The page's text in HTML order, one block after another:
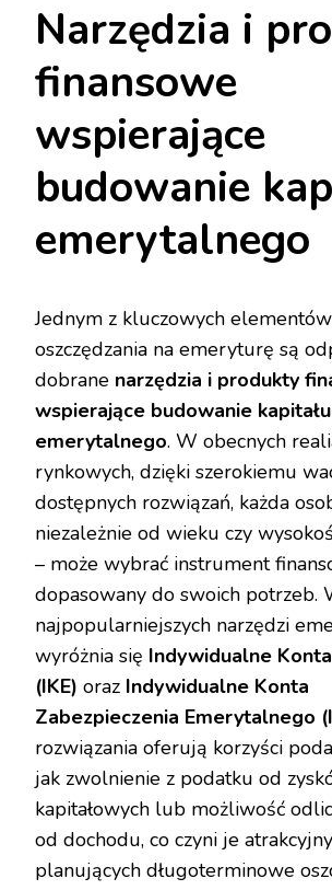
Narzędzia i
finansowe
wspierające
budowanie
emerytalnego
Jednym z kluczowych
oszczędzania na emeryturę są
dobrane narzędzia i produkty
wspierające budowanie kapitału
emerytalnego. W obecnych
rynkowych, dzięki szerokiemu
dostępnych rozwiązań, każda
niezależnie od wieku czy
– może wybrać instrument
dopasowany do swoich potrzeb.
najpopularniejszych narzędzi
wyróżnia się Indywidualne
(IKE) oraz Indywidualne Konta
Zabezpieczenia Emerytalnego
rozwiązania oferują korzyści
jak zwolnienie z podatku od
kapitałowych lub możliwość
od dochodu, co czyni je
planujących długoterminowe